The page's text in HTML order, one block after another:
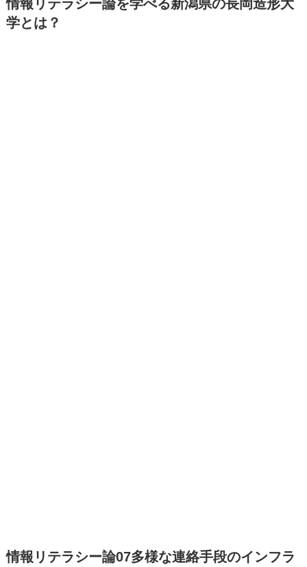
情報リテラシー論を学べる新潟県の長岡造形大
学とは？
情報リテラシー論07多様な連絡手段のインフラ